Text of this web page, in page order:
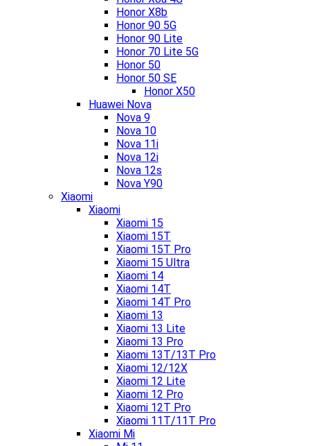
Honor X8b
Honor 90 5G
Honor 90 Lite
Honor 70 Lite 5G
Honor 50
Honor 50 SE
Honor X50
Huawei Nova
Nova 9
Nova 10
Nova 11i
Nova 12i
Nova 12s
Nova Y90
Xiaomi
Xiaomi
Xiaomi 15
Xiaomi 15T
Xiaomi 15T Pro
Xiaomi 15 Ultra
Xiaomi 14
Xiaomi 14T
Xiaomi 14T Pro
Xiaomi 13
Xiaomi 13 Lite
Xiaomi 13 Pro
Xiaomi 13T/13T Pro
Xiaomi 12/12X
Xiaomi 12 Lite
Xiaomi 12 Pro
Xiaomi 12T Pro
Xiaomi 11T/11T Pro
Xiaomi Mi